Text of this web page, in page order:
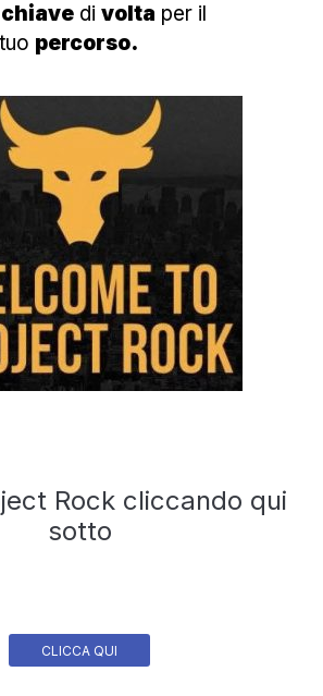
chiave di volta per il
percorso.
Rock cliccando qui
sotto
CLICCA QUI